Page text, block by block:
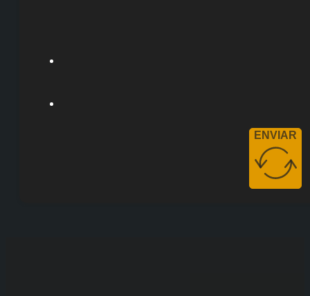
ENVIAR